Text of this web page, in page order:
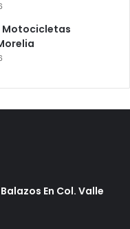
Motocicletas
En Col. Valle